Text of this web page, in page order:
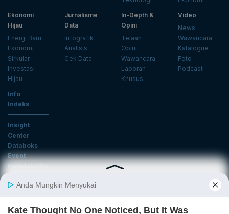
Ekonomi
Hijau
Energi Baru
Ekonomi
Sirkular
Investasi
Hijau
Jurnalisme
Data
Infografik
Analisis
Cek Data
In-Depth &
Opini
Telaah
Opini
Wawancara
Laporan
Khusus
Video
News
Wawancara
Katalogue
Foto
Podcast
Info
Indeks
Insight
Center
Databoks
Event
KatadataOto
Email